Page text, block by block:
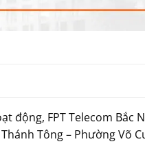
động, FPT Telecom
Tông – Phường Võ